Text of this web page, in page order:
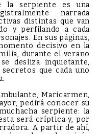
la serpiente es una
narrada
distintas que van
y perfilando a cada
En sus páginas,
decisivo en la
durante el verano
desliza inquietante,
que cada uno
Maricarmen,
pedirá conocer su
serpiente: la
será críptica y, por
A partir de ahí,